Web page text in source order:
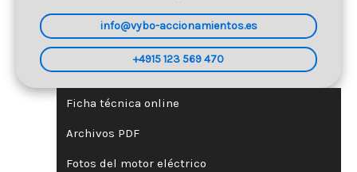
info@vybo-accionamientos.es
+4915 123 569 470
Ficha técnica online
Archivos PDF
Fotos del motor eléctrico